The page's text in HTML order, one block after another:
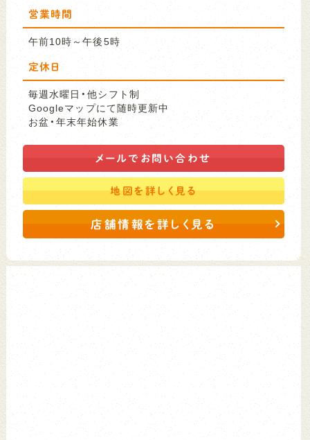
営業時間
午前10時～午後5時
定休日
毎週水曜日・他シフト制
Googleマップにて随時更新中
お盆・年末年始休業
メールで お問い合わせ
地図を詳しく見る
店舗情報を詳しく見る